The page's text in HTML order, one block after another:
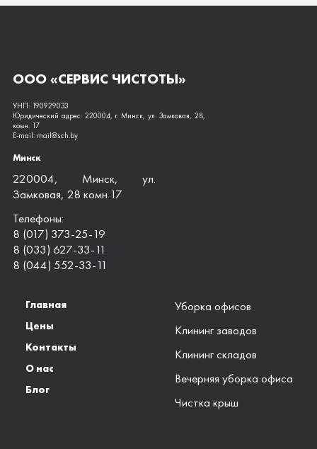
ООО «СЕРВИС ЧИСТОТЫ»
УНП: 190929033
Юридический адрес: 220004, г. Минск, ул. Замковая, 28,
комн. 17
E-mail: mail@sch.by
Минск
220004, Минск, ул.
Замковая, 28 комн.17
Телефоны:
8 (017) 373-25-19
8 (033) 627-33-11
8 (044) 552-33-11
Главная
Цены
Контакты
О нас
Блог
Уборка офисов
Клининг заводов
Клининг складов
Вечерняя уборка офиса
Чистка крыш